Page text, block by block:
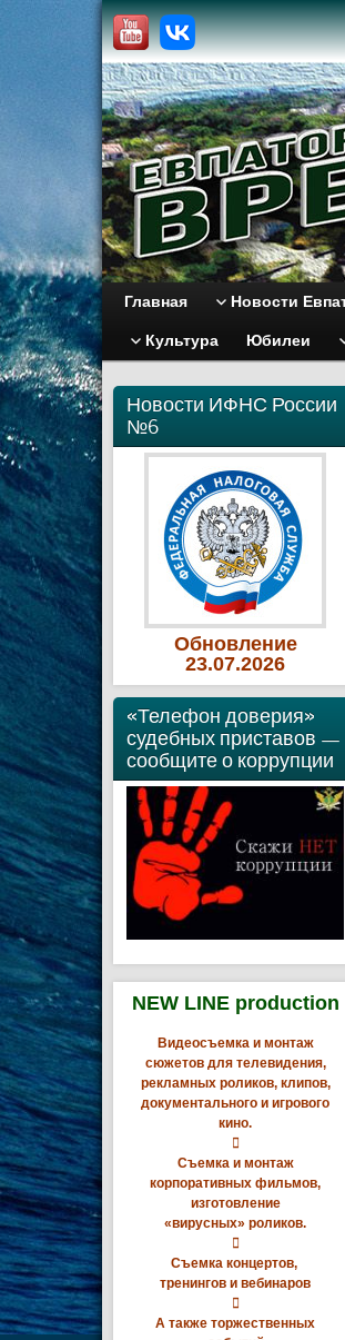
Главная Новости
Культура Юбилеи
Новости ИФНС России
№6
Обновление
23.07.2026
«Телефон доверия»
судебных приставов —
сообщите о коррупции
NEW LINE production
Видеосъемка и монтаж
сюжетов для телевидения,
рекламных роликов, клипов,
документального и игрового
кино.

Съемка и монтаж
корпоративных фильмов,
изготовление
«вирусных» роликов.

Съемка концертов,
тренингов и вебинаров

А также торжественных